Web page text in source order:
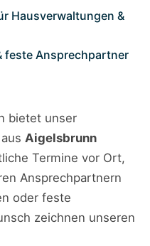
Hausverwaltungen &
feste Ansprechpartner
bietet unser
Aigelsbrunn
Termine vor Ort,
Ansprechpartnern
oder feste
zeichnen unseren